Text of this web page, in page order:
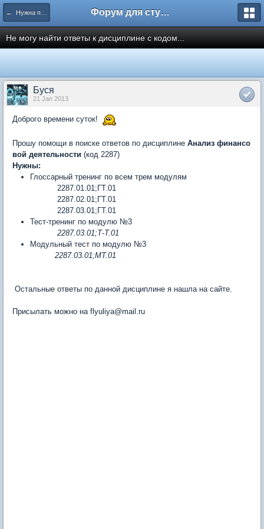
← Нужна помощь Форум для студента СГА
Не могу найти ответы к дисциплине с кодом...
Буся
21 Jan 2013
Доброго времени суток!
Прошу помощи в поиске ответов по дисциплине Анализ финансо
вой деятельности (код 2287)
Нужны:
Глоссарный тренинг по всем трем модулям
2287.01.01;ГТ.01
2287.02.01;ГТ.01
2287.03.01;ГТ.01
Тест-тренинг по модулю №3
2287.03.01;Т-Т.01
Модульный тест по модулю №3
2287.03.01;МТ.01
​ Остальные ответы по данной дисциплине я нашла на сайте.
Присылать можно на flyuliya@mail.ru